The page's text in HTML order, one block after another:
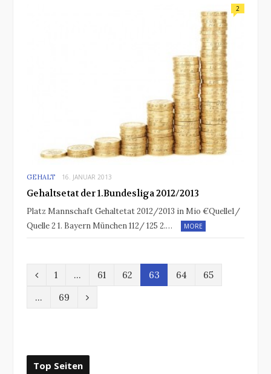
GEHALT 16. JANUAR 2013
2
Gehaltsetat der 1.Bundesliga 2012/2013
Platz Mannschaft Gehaltetat 2012/2013 in Mio €Quelle1/
Quelle 2 1. Bayern München 112/ 125 2.…
MORE
P
i
1 … 61 62 63 64
65
…
69
N
Top Seiten